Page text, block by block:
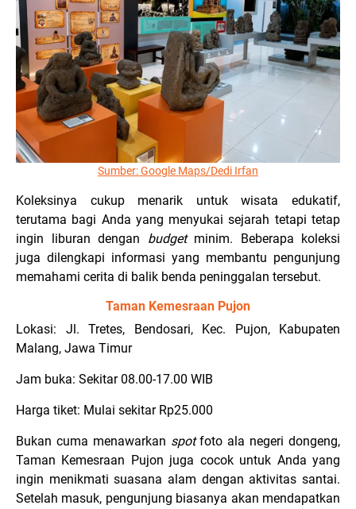
Sumber:Google Maps/Dedi Irfan
Koleksinya cukup menarik untuk wisata edukatif,
terutama bagi Anda yang menyukai sejarah tetapi tetap
ingin liburan dengan budgetminim. Beberapa koleksi
juga dilengkapi informasi yang membantu pengunjung
memahami cerita di balik benda peninggalan tersebut.
Taman Kemesraan Pujon
Lokasi: Jl. Tretes, Bendosari, Kec. Pujon, Kabupaten
Malang, Jawa Timur
Jam buka: Sekitar 08.00-17.00 WIB
Harga tiket: Mulai sekitar Rp25.000
Bukan cuma menawarkan spotfoto ala negeri dongeng,
Taman Kemesraan Pujon juga cocok untuk Anda yang
ingin menikmati suasana alam dengan aktivitas santai.
Setelah masuk, pengunjung biasanya akan mendapatkan